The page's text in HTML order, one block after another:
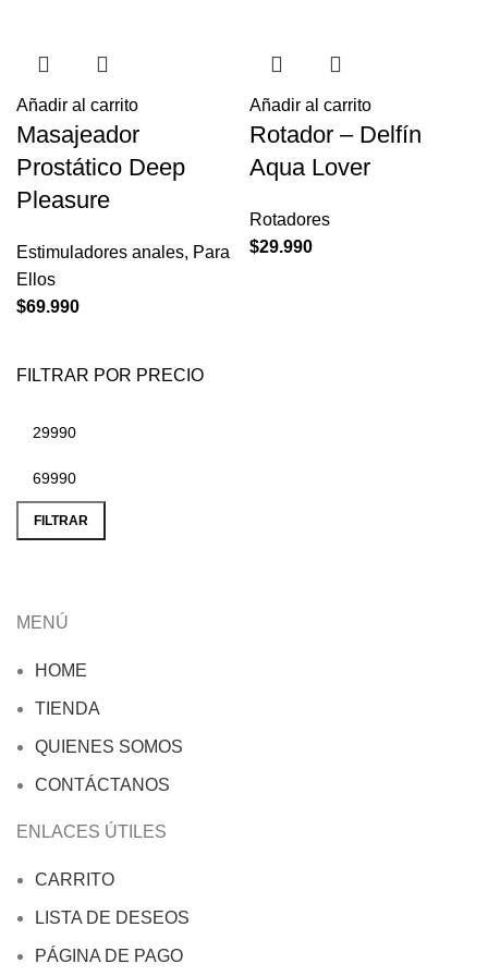
FILTRAR POR PRECIO
Precio
mínimo
Precio
máximo
FILTRAR
Añadir al carrito
Masajeador
Prostático Deep
Pleasure
Estimuladores anales, Para
Ellos
$69.990
Añadir al carrito
Rotador – Delfín
Aqua Lover
Rotadores
$29.990
MENÚ
HOME
TIENDA
QUIENES SOMOS
CONTÁCTANOS
ENLACES ÚTILES
CARRITO
LISTA DE DESEOS
PÁGINA DE PAGO